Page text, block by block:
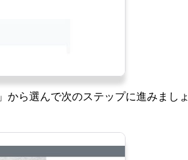
ら選んで次のステップに進みましょ